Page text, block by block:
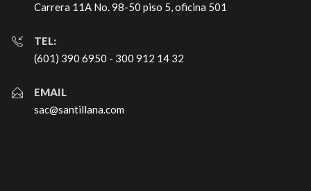
Carrera 11A No. 98-50 piso 5, oficina 501
TEL:
(601) 390 6950 - 300 912 14 32
EMAIL
sac@santillana.com